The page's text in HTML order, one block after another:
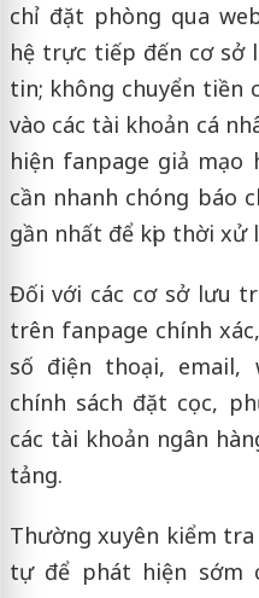
chỉ đặt phòng qua
hệ trực tiếp đến cơ sở
tin; không chuyển tiền
vào các tài khoản cá
hiện fanpage giả mạo
cần nhanh chóng báo
gần nhất để kịp thời xử
Đối với các cơ sở lưu
trên fanpage chính
số điện thoại, email,
chính sách đặt cọc,
các tài khoản ngân
tảng.
Thường xuyên kiểm
tự để phát hiện sớm